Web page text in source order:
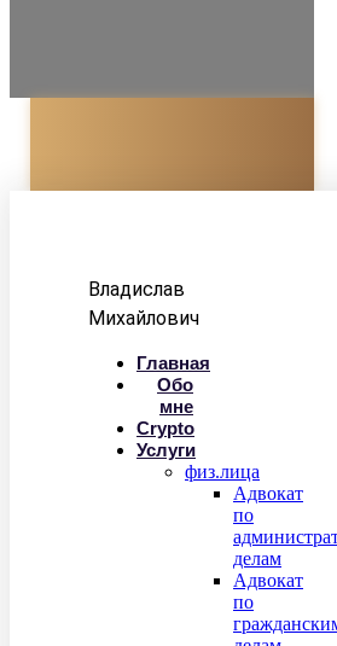
Владислав
Михайлович
Главная
Обо
мне
Crypto
Услуги
физ.лица
Адвокат
по
делам
Адвокат
по